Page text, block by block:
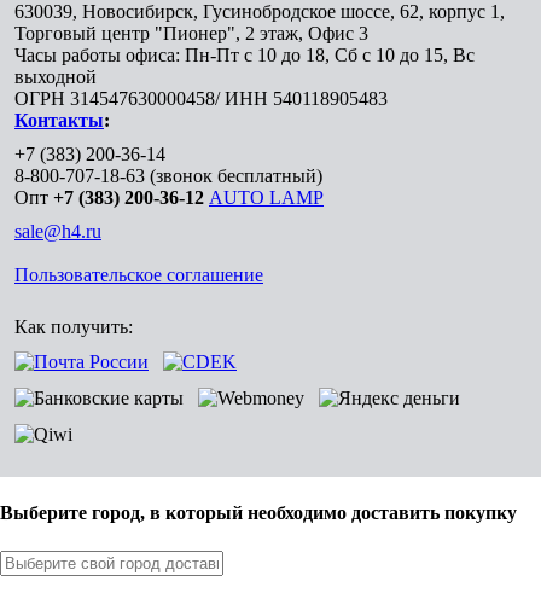
630039, Новосибирск, Гусинобродское шоссе, 62, корпус 1,
Торговый центр "Пионер", 2 этаж, Офис 3
Часы работы офиса: Пн-Пт с 10 до 18, Сб с 10 до 15, Вс
выходной
ОГРН 314547630000458/ ИНН 540118905483
Контакты:
+7 (383) 200-36-14
8-800-707-18-63 (звонок бесплатный)
Опт +7 (383) 200-36-12 AUTO LAMP
sale@h4.ru
Пользовательское соглашение
Как получить:
Выберите город, в который необходимо доставить покупку